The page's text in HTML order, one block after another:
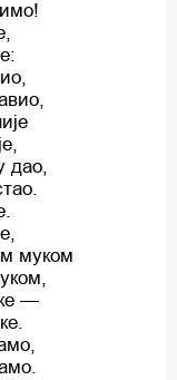
дао,
муком
—